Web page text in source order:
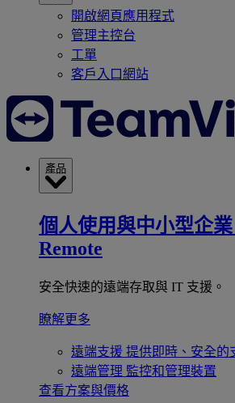
開啟網頁應用程式
管理主控台
工單
客戶入口網站
產品
個人使用與中小型企業
Remote
安全快速的遠端存取與 IT 支援。
瞭解更多
遠端支援 提供即時、安全的
遠端管理 監控和管理裝置
查看方案與價格